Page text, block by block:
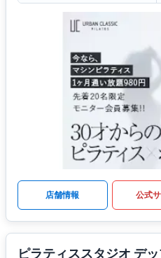
店舗情報 公式
ピラティススタジオ デ